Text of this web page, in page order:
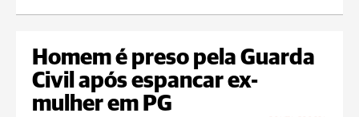
Homem é preso pela Guarda
Civil após espancar ex-
mulher em PG